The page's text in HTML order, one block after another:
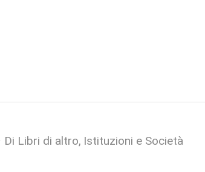
Di Libri di altro Istituzioni e Società